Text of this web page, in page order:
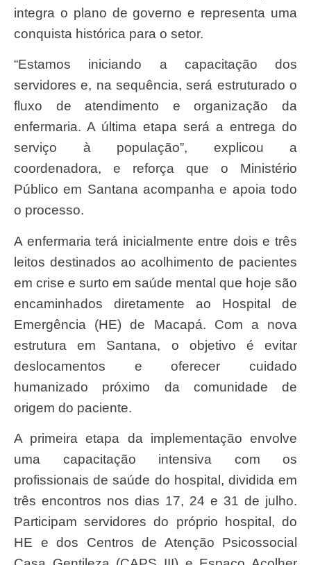
integra o plano de governo e representa uma
conquista histórica para o setor.
“Estamos iniciando a capacitação dos
servidores e, na sequência, será estruturado o
fluxo de atendimento e organização da
enfermaria. A última etapa será a entrega do
serviço à população”, explicou a
coordenadora, e reforça que o Ministério
Público em Santana acompanha e apoia todo
o processo.
A enfermaria terá inicialmente entre dois e três
leitos destinados ao acolhimento de pacientes
em crise e surto em saúde mental que hoje são
encaminhados diretamente ao Hospital de
Emergência (HE) de Macapá. Com a nova
estrutura em Santana, o objetivo é evitar
deslocamentos e oferecer cuidado
humanizado próximo da comunidade de
origem do paciente.
A primeira etapa da implementação envolve
uma capacitação intensiva com os
profissionais de saúde do hospital, dividida em
três encontros nos dias 17, 24 e 31 de julho.
Participam servidores do próprio hospital, do
HE e dos Centros de Atenção Psicossocial